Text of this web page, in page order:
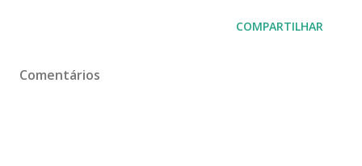
COMPARTILHAR
Comentários